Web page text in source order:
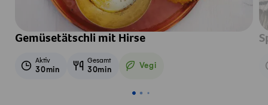
Gemüsetätschli mit Hirse
Aktiv
30min
Gesamt
30min Vegi
Vegetarisch